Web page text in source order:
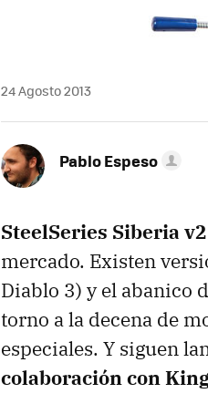
24 Agosto 2013
Pablo Espeso
SteelSeries Siberia v2
mercado. Existen
Diablo 3) y el abanico
torno a la decena de
especiales. Y siguen
colaboración con